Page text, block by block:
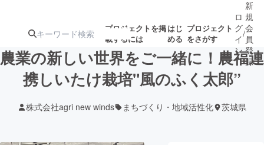
プロジェクトを掲
載するには
はじ
める
プロジェクト
をさがす
人気のプロ
ジェクト
注目のリ
ターン
ジェクト
募集終了が近いプ
ロジェクト
もうすぐ公開
されます
ロ
グ
イ
ン
/
新
規
会
員
登
録
農業の新しい世界をご一緒に！農福連
携しいたけ栽培"風のふく太郎”
株式会社agri new winds まちづくり・地域活性化 茨城県